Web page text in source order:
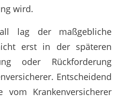
wird.
lag der maßgebliche
erst in der späteren
oder Rückforderung
Entscheidend
Krankenversicherer